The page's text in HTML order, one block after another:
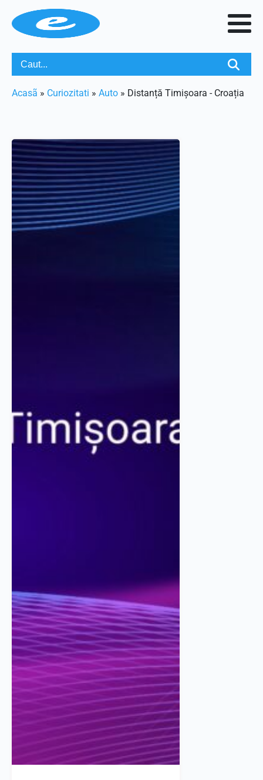
Acasã » Curiozitati » Auto » Distanță Timișoara - Croația